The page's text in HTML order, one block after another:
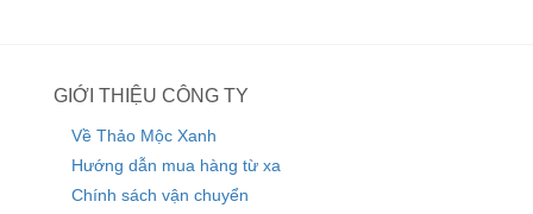
GIỚI THIỆU CÔNG TY
Về Thảo Mộc Xanh
Hướng dẫn mua hàng từ xa
Chính sách vận chuyển